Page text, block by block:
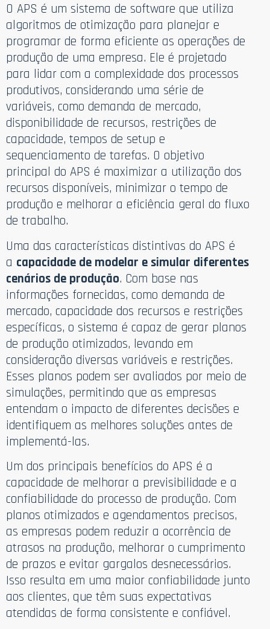
O APS é um sistema de software que utiliza
algoritmos de otimização para planejar e
programar de forma eficiente as operações de
produção de uma empresa. Ele é projetado
para lidar com a complexidade dos processos
produtivos, considerando uma série de
variáveis, como demanda de mercado,
disponibilidade de recursos, restrições de
capacidade, tempos de setup e
sequenciamento de tarefas. O objetivo
principal do APS é maximizar a utilização dos
recursos disponíveis, minimizar o tempo de
produção e melhorar a eficiência geral do fluxo
de trabalho.
Uma das características distintivas do APS é
a capacidade de modelar e simular diferentes
cenários de produção. Com base nas
informações fornecidas, como demanda de
mercado, capacidade dos recursos e restrições
específicas, o sistema é capaz de gerar planos
de produção otimizados, levando em
consideração diversas variáveis e restrições.
Esses planos podem ser avaliados por meio de
simulações, permitindo que as empresas
entendam o impacto de diferentes decisões e
identifiquem as melhores soluções antes de
implementá-las.
Um dos principais benefícios do APS é a
capacidade de melhorar a previsibilidade e a
confiabilidade do processo de produção. Com
planos otimizados e agendamentos precisos,
as empresas podem reduzir a ocorrência de
atrasos na produção, melhorar o cumprimento
de prazos e evitar gargalos desnecessários.
Isso resulta em uma maior confiabilidade junto
aos clientes, que têm suas expectativas
atendidas de forma consistente e confiável.